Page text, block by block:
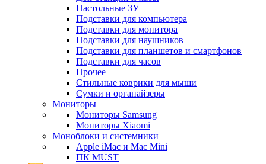
Настольные ЗУ
Подставки для компьютера
Подставки для монитора
Подставки для наушников
Подставки для планшетов и смартфонов
Подставки для часов
Прочее
Стильные коврики для мыши
Сумки и органайзеры
Мониторы
Мониторы Samsung
Мониторы Xiaomi
Моноблоки и системники
Apple iMac и Mac Mini
ПК MUST